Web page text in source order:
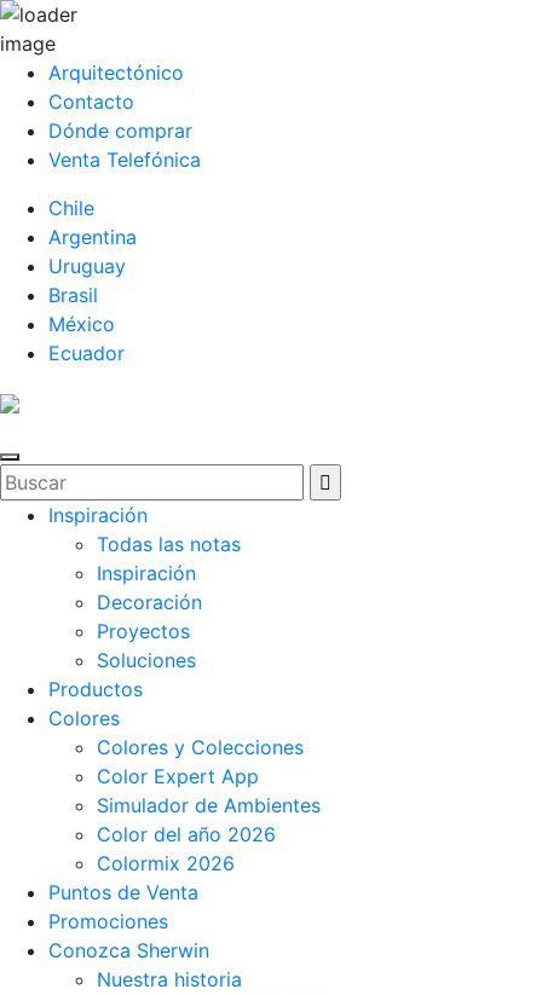
Arquitectónico
Contacto
Dónde comprar
Venta Telefónica
Chile
Argentina
Uruguay
Brasil
México
Ecuador
Inspiración
Todas las notas
Inspiración
Decoración
Proyectos
Soluciones
Productos
Colores
Colores y Colecciones
Color Expert App
Simulador de Ambientes
Color del año 2026
Colormix 2026
Puntos de Venta
Promociones
Conozca Sherwin
Nuestra historia